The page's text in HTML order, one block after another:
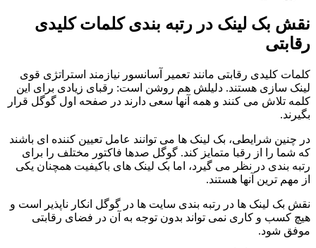
نقش بک لینک در رتبه بندی کلمات کلیدی
رقابتی
کلمات کلیدی رقابتی مانند تعمیر آسانسور نیازمند استراتژی قوی
لینک سازی هستند. دلیلش هم روشن است: رقبای زیادی برای این
کلمه تلاش می کنند و همه آنها سعی دارند در صفحه اول گوگل قرار
بگیرند.
در چنین شرایطی، بک لینک ها می توانند عامل تعیین کننده ای باشند
که شما را از رقبا متمایز کند. گوگل صدها فاکتور مختلف را برای
رتبه بندی در نظر می گیرد، اما بک لینک های باکیفیت همچنان یکی
از مهم ترین آنها هستند.
نقش بک لینک ها در رتبه بندی سایت ها در گوگل انکار ناپذیر است و
هیچ کسب و کاری نمی تواند بدون توجه به آن در فضای رقابتی
موفق شود.